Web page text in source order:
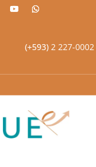
(+593)2 227-0002